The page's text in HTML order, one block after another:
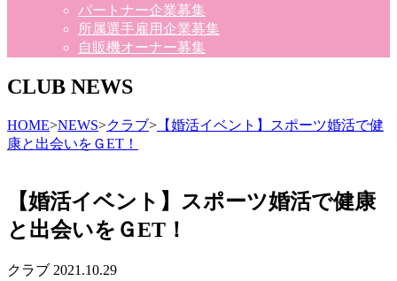
パートナー企業募集
所属選手雇用企業募集
自販機オーナー募集
CLUB NEWS
HOME>NEWS>クラブ> 【婚活イベント】スポーツ婚活で健
康と出会いをＧET！
【婚活イベント】スポーツ婚活で健康
と出会いをＧET！
クラブ 2021.10.29